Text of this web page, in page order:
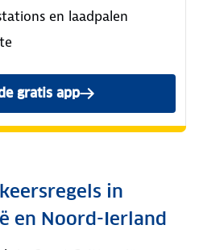
en laadpalen
gratis app
in
en Noord-Ierland